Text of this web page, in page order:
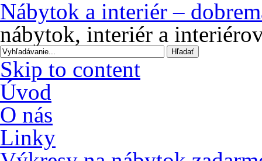
Nábytok a interiér –
nábytok, interiér a
Skip to content
Úvod
O nás
Linky